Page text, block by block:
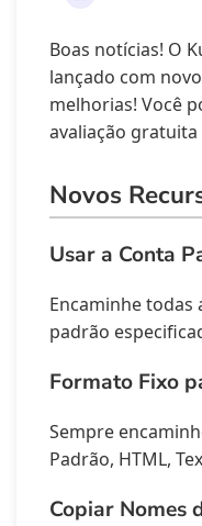
Boas notícias! O
lançado com
melhorias! Você
avaliação
Novos
Usar a Conta
Encaminhe todas
padrão
Formato Fixo
Sempre
Padrão, HTML,
Copiar Nomes